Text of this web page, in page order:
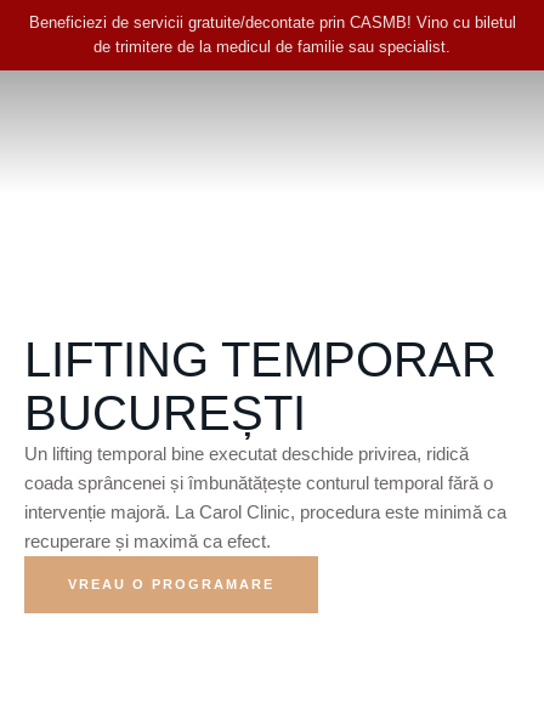
Beneficiezi de servicii gratuite/decontate prin CASMB! Vino cu biletul
de trimitere de la medicul de familie sau specialist.
LIFTING TEMPORAR
BUCUREȘTI
Un lifting temporal bine executat deschide privirea, ridică
coada sprâncenei și îmbunătățește conturul temporal fără o
intervenție majoră. La Carol Clinic, procedura este minimă ca
recuperare și maximă ca efect.
VREAU O PROGRAMARE